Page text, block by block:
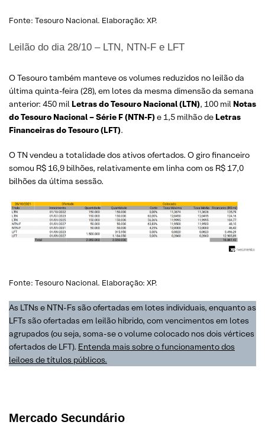
Fonte: Tesouro Nacional. Elaboração: XP.
Leilão do dia 28/10 – LTN, NTN-F e LFT
O Tesouro também manteve os volumes reduzidos no leilão da
última quinta-feira (28), em lotes da mesma dimensão da semana
anterior: 450 mil Letras do Tesouro Nacional (LTN), 100 mil Notas
do Tesouro Nacional – Série F (NTN-F)e 1,5 milhão de Letras
Financeiras do Tesouro (LFT).
O TN vendeu a totalidade dos ativos ofertados. O giro financeiro
somou R$ 16,9 bilhões, relativamente em linha com os R$ 17,0
bilhões da última sessão.
Fonte: Tesouro Nacional. Elaboração: XP.
As LTNs e NTN-Fs são ofertadas em lotes individuais, enquanto as
LFTs são ofertadas em leilão híbrido, com vencimentos em lotes
agrupados (ou seja, soma-se o volume colocado nos dois vértices
ofertados de LFT). Entenda mais sobre o funcionamento dos
leiloes de títulos públicos.
Mercado Secundário